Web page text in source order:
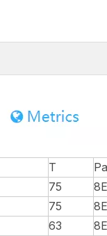
T
75
75
63